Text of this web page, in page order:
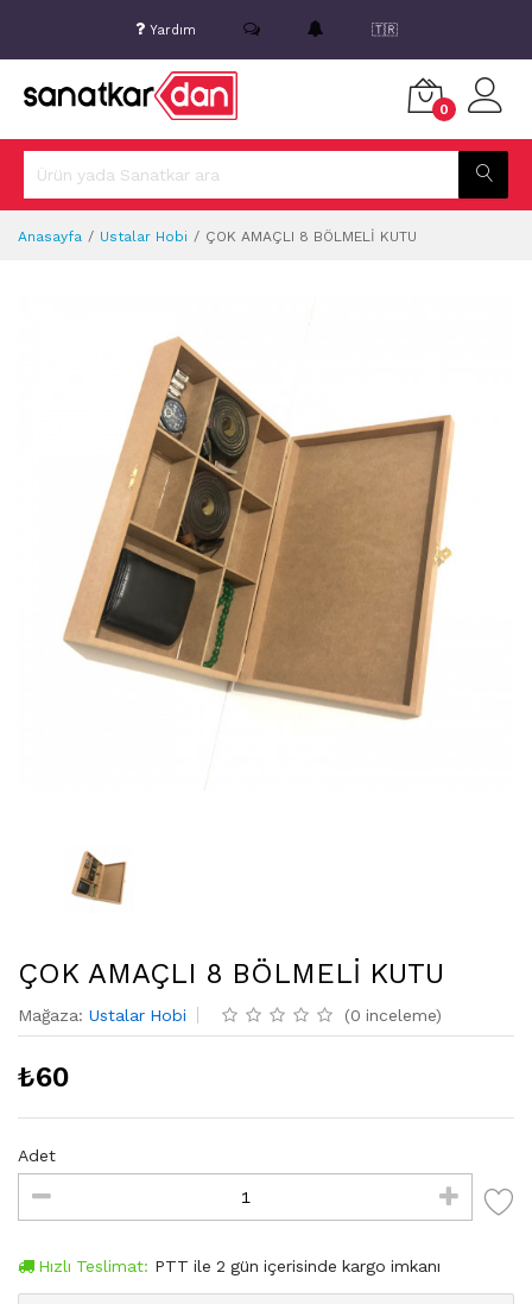
Yardım 🇹🇷
0
Anasayfa Ustalar Hobi ÇOK AMAÇLI 8 BÖLMELİ KUTU
ÇOK AMAÇLI 8 BÖLMELİ KUTU
Mağaza: Ustalar Hobi (0 inceleme)
₺60
Adet
Hızlı Teslimat: PTT ile 2 gün içerisinde kargo imkanı